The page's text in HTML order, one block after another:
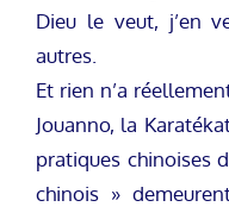
Dieu le veut, j’en
autres.
Et rien n’a
Jouanno, la
pratiques chinoises
chinois »